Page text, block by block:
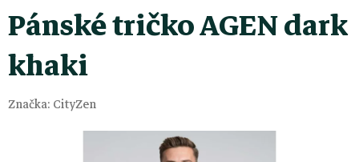
Pánské tričko AGEN dark
khaki
Značka: CityZen